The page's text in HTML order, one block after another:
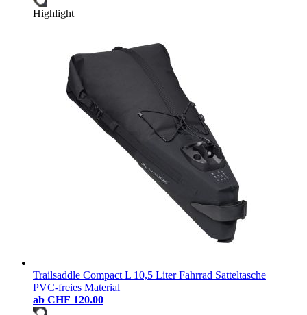
Highlight
Trailsaddle Compact L 10,5 Liter Fahrrad Satteltasche
PVC-freies Material
ab CHF 120.00